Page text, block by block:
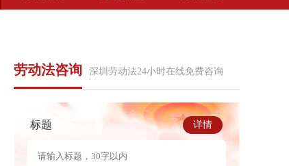
劳动法咨询 深圳劳动法24小时在线免费咨询
详情
标题